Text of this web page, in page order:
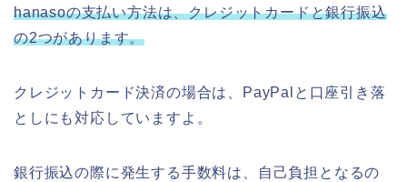
hanasoの支払い方法は、クレジットカードと銀行振込
の2つがあります。
クレジットカード決済の場合は、PayPalと口座引き落
としにも対応していますよ。
銀行振込の際に発生する手数料は、自己負担となるの